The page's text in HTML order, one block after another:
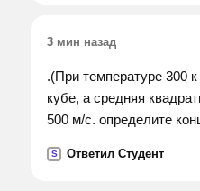
3 мин назад
.(При температуре 300 к
кубе, а средняя
500 м/с. определите
S Ответил Студент